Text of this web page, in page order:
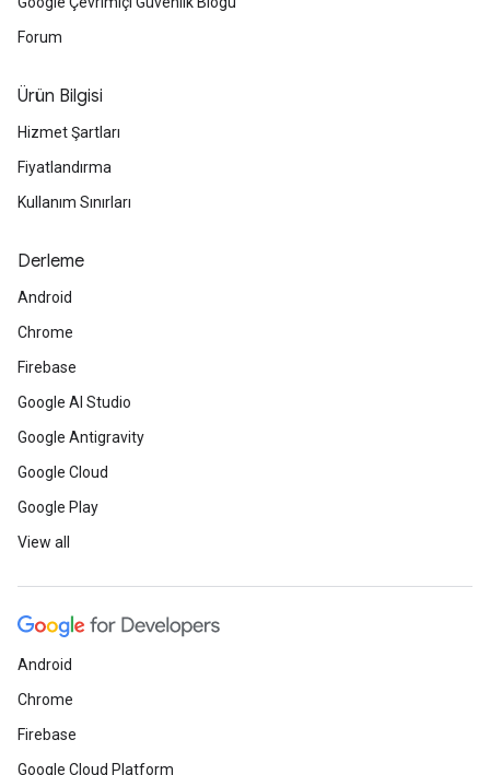
Forum
Ürün Bilgisi
Hizmet Şartları
Fiyatlandırma
Kullanım Sınırları
Derleme
Android
Chrome
Firebase
Google AI Studio
Google Antigravity
Google Cloud
Google Play
View all
Android
Chrome
Firebase
Google Cloud Platform